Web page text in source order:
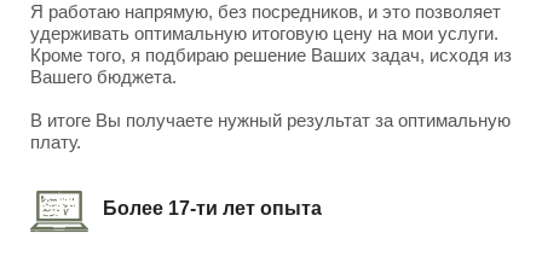
Я работаю напрямую, без посредников, и это позволяет
удерживать оптимальную итоговую цену на мои услуги.
Кроме того, я подбираю решение Ваших задач, исходя из
Вашего бюджета.
В итоге Вы получаете нужный результат за оптимальную
плату.
Более 17-ти лет опыта